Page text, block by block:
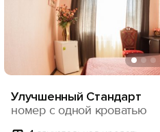
Улучшенный Стандарт
номер с одной кроватью